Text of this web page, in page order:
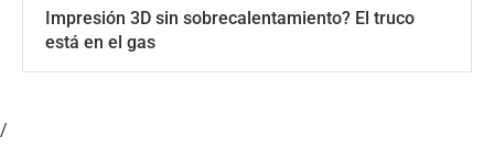
Impresión 3D sin sobrecalentamiento? El truco
está en el gas
/